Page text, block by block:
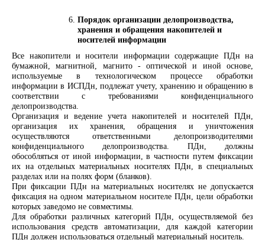
Порядок организации делопроизводства,
хранения и обращения накопителей и
носителей информации
Все накопители и носители информации содержащие ПДн на
бумажной, магнитной, магнито - оптической и иной основе,
используемые в технологическом процессе обработки
информации в ИСПДн, подлежат учету, хранению и обращению в
соответствии с требованиями конфиденциального
делопроизводства.
Организация и ведение учета накопителей и носителей ПДн,
организация их хранения, обращения и уничтожения
осуществляются ответственными делопроизводителями
конфиденциального делопроизводства. ПДн, должны
обособляться от иной информации, в частности путем фиксации
их на отдельных материальных носителях ПДн, в специальных
разделах или на полях форм(бланков).
При фиксации ПДн на материальных носителях не допускается
фиксация на одном материальном носителе ПДн, цели обработки
которых заведомо несовместимы.
Для обработки различных категорий ПДн, осуществляемой без
использования средств автоматизации, для каждой категории
ПДн должен использоваться отдельный материальный носитель.